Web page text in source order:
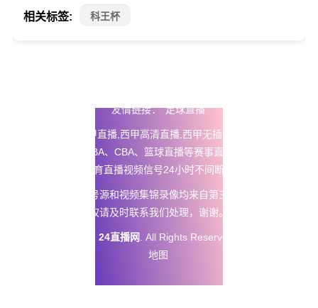
相关标签: 科王杯
友情链接：足球直播
提供西甲直播,西甲高清直播,西甲无插件免费直播以及五
大联赛直播、NBA、CBA、篮球直播等赛事直播在线观看无插
件，体育直播视频信号24小时不间断更新。
本站所有直播信号源和视频集锦录像均来自第三方平台，如有侵
权请及时联系我们处理，谢谢。
Copyright © 202524直播网. All Rights Reserved 版权所有
地图